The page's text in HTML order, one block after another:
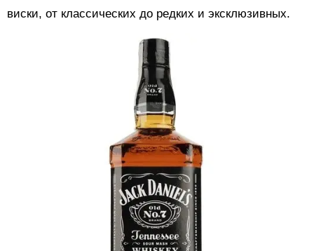
виски, от классических до редких и эксклюзивных.